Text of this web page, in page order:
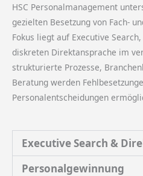
HSC Personalmanagement
gezielten Besetzung von Fach-
Fokus liegt auf Executive
diskreten Direktansprache im
strukturierte Prozesse,
Beratung werden
Personalentscheidungen
Executive Search &
Personalgewinnung